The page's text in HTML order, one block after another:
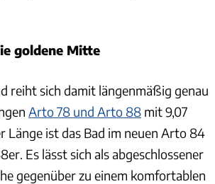
goldene Mitte
reiht sich damit längenmäßig genau
Arto 78 und Arto 88 mit 9,07
ist das Bad im neuen Arto 84
Es lässt sich als abgeschlossener
gegenüber zu einem komfortablen